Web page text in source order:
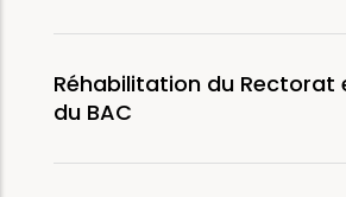
Réhabilitation du Rectorat
du BAC